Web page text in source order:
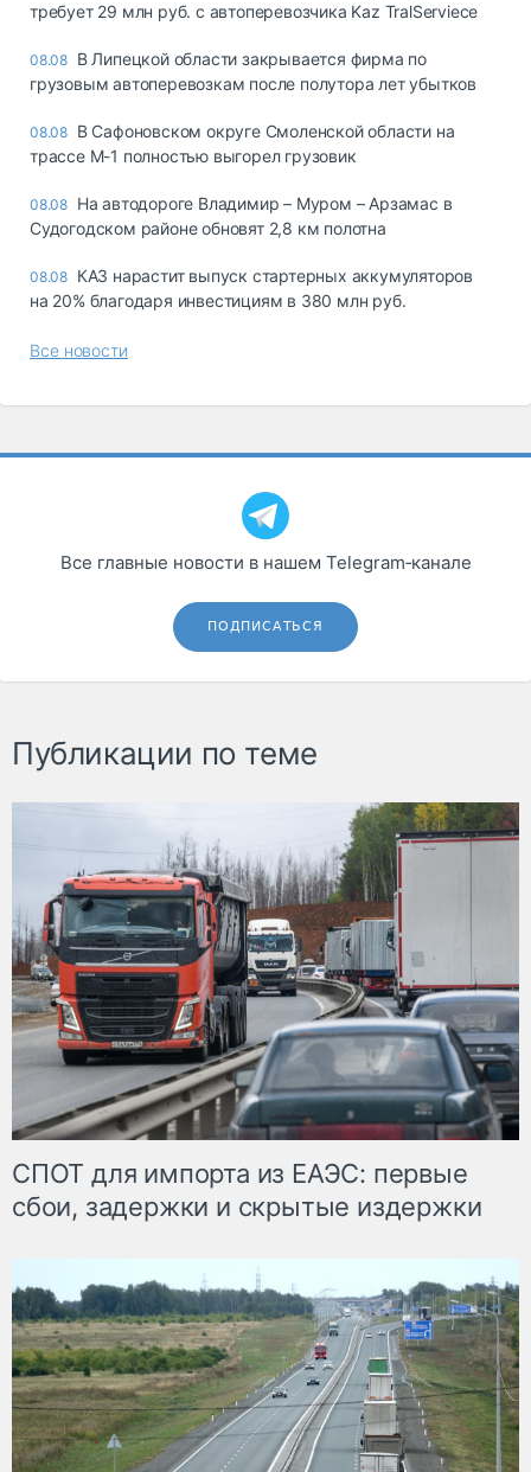
требует 29 млн руб. с автоперевозчика Kaz TralServiece
08.08 В Липецкой области закрывается фирма по
грузовым автоперевозкам после полутора лет убытков
08.08 В Сафоновском округе Смоленской области на
трассе М-1 полностью выгорел грузовик
08.08 На автодороге Владимир – Муром – Арзамас в
Судогодском районе обновят 2,8 км полотна
08.08 КАЗ нарастит выпуск стартерных аккумуляторов
на 20% благодаря инвестициям в 380 млн руб.
Все новости
Все главные новости в нашем Telegram‑канале
ПОДПИСАТЬСЯ
Публикации по теме
СПОТ для импорта из ЕАЭС: первые
сбои, задержки и скрытые издержки